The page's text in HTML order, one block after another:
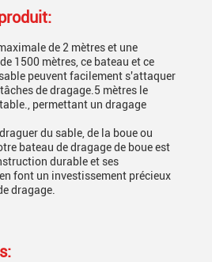
de 2 mètres et une
1500 mètres, ce bateau et ce
peuvent facilement s'attaquer
de dragage.5 mètres le
permettant un dragage
du sable, de la boue ou
bateau de dragage de boue est
durable et ses
font un investissement précieux
dragage.